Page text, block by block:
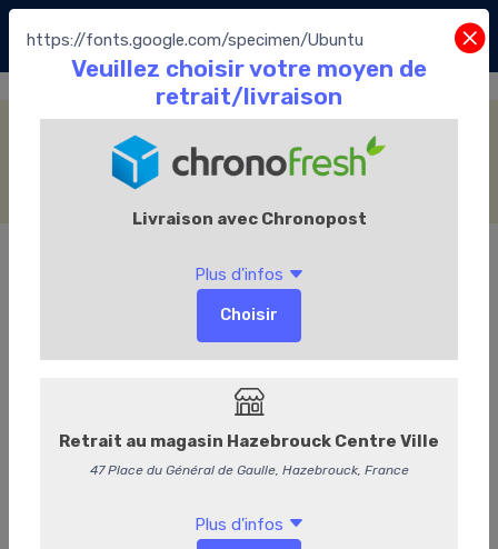
https://fonts.google.com/specimen/Ubuntu
Accueil